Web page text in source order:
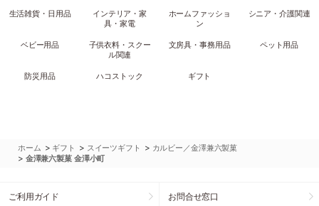
生活雑貨・日用品
インテリア・家
具・家電
ホームファッショ
ン
シニア・介護関連
ベビー用品
子供衣料・スクー
ル関連
文房具・事務用品 ペット用品
防災用品 ハコストック ギフト
ホーム > ギフト > スイーツギフト > カルビー／金澤兼六製菓
> 金澤兼六製菓 金澤小町
ご利用ガイド お問合せ窓口